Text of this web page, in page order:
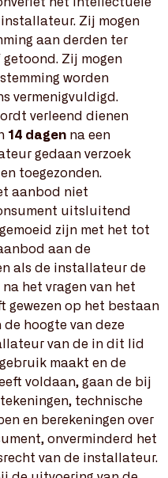
Zij mogen
aan derden ter
Zij mogen
worden
vermenigvuldigd.
verleend dienen
14 dagen na een
gedaan verzoek
toegezonden.
aanbod niet
uitsluitend
zijn met het tot
aan de
als de installateur de
het vragen van het
gewezen op het bestaan
hoogte van deze
van de in dit lid
maakt en de
voldaan, gaan de bij
technische
en berekeningen over
onverminderd het
van de installateur.